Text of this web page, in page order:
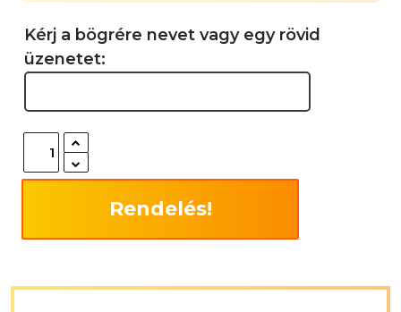
Kérj a bögrére nevet vagy egy rövid
üzenetet:
Rendelés!